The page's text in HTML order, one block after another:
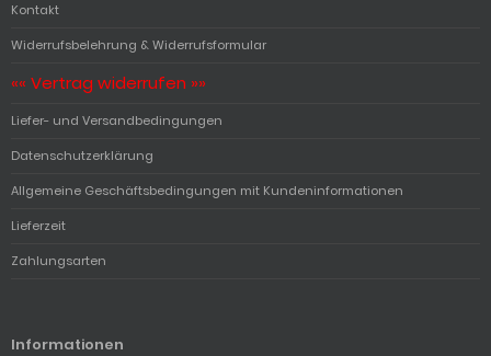
Kontakt
Widerrufsbelehrung & Widerrufsformular
«« Vertrag widerrufen »»
Liefer- und Versandbedingungen
Datenschutzerklärung
Allgemeine Geschäftsbedingungen mit Kundeninformationen
Lieferzeit
Zahlungsarten
Informationen